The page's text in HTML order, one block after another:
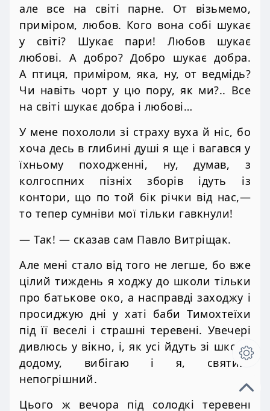
але все на світі парне. От візьмемо,
приміром, любов. Кого вона собі шукає
у світі? Шукає пари! Любов шукає
любові. А добро? Добро шукає добра.
А птиця, приміром, яка, ну, от ведмідь?
Чи навіть чорт у цю пору, як ми?.. Все
на світі шукає добра і любові…
У мене похололи зі страху вуха й ніс, бо
хоча десь в глибині душі я ще і вагався у
їхньому походженні, ну, думав, з
колгоспних пізніх зборів ідуть із
контори, що по той бік річки від нас,—
то тепер сумніви мої тільки гавкнули!
— Так! — сказав сам Павло Витріщак.
Але мені стало від того не легше, бо вже
цілий тиждень я ходжу до школи тільки
про батькове око, а насправді заходжу і
просиджую дні у хаті баби Тимохтеїхи
під її веселі і страшні теревені. Увечері
дивлюсь у вікно, і, як усі йдуть зі школи
додому, вибігаю і я, святий-
непогрішний.
Цього ж вечора під солодкі теревені